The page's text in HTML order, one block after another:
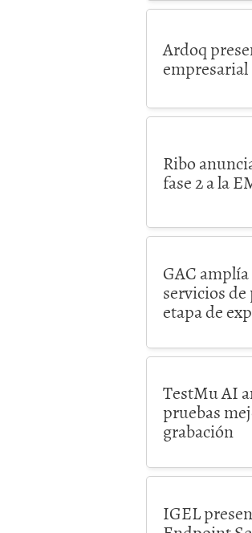
Ardoq
Ribo
fase 2 a la
GAC
servicios
etapa de
TestMu AI
pruebas
grabación
IGEL